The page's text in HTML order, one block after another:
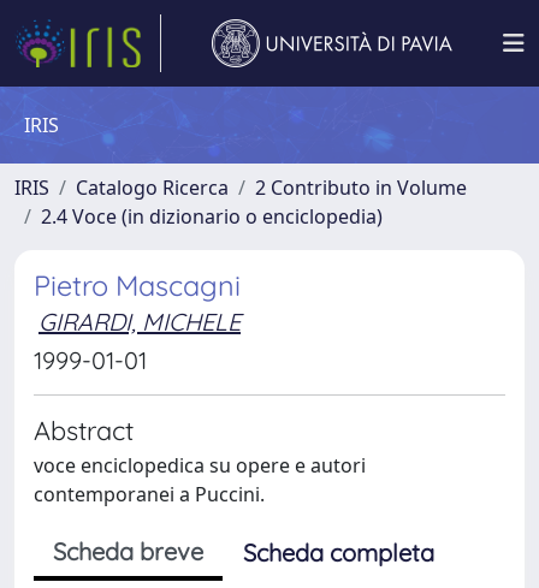
IRIS
IRIS Catalogo Ricerca
2 Contributo in Volume
2.4 Voce (in dizionario o enciclopedia)
Pietro Mascagni
GIRARDI, MICHELE
1999-01-01
Abstract
voce enciclopedica su opere e autori
contemporanei a Puccini.
Scheda breve
Scheda completa